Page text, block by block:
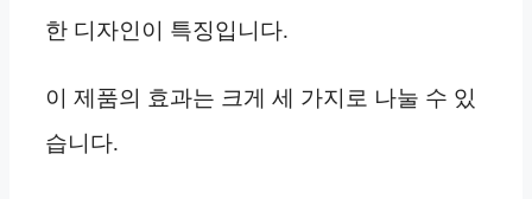
한 디자인이 특징입니다.
이 제품의 효과는 크게 세 가지로 나눌 수 있
습니다.